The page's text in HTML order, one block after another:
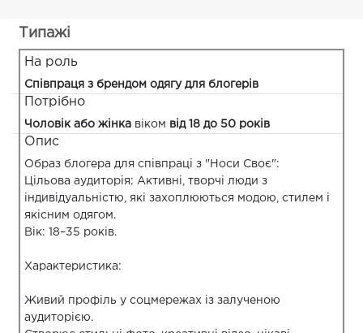
Типажі
На роль
Співпраця з брендом одягу для блогерів
Потрібно
Чоловік або жінка віком від 18 до 50 років
Опис
Образ блогера для співпраці з "Носи Своє":
Цільова аудиторія: Активні, творчі люди з
індивідуальністю, які захоплюються модою, стилем і
якісним одягом.
Вік: 18–35 років.
Характеристика:
Живий профіль у соцмережах із залученою
аудиторією.